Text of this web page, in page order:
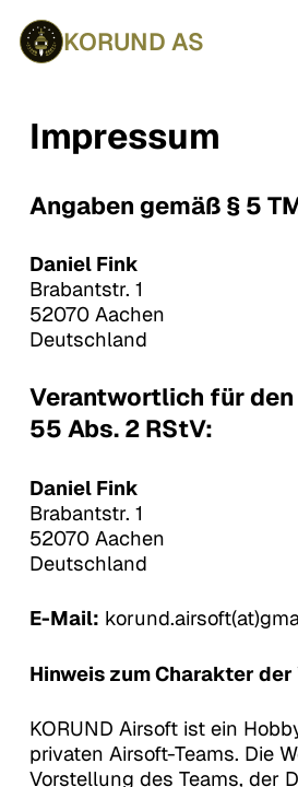
KORUND AS
Impressum
Angaben gemäß § 5
Daniel Fink
Brabantstr. 1
52070 Aachen
Deutschland
Verantwortlich für
55 Abs. 2 RStV:
Daniel Fink
Brabantstr. 1
52070 Aachen
Deutschland
E-Mail:
Hinweis zum Charakter
KORUND Airsoft ist ein
privaten Airsoft-Teams. Die
Vorstellung des Teams, der